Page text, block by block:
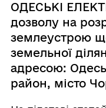
ОДЕСЬКІ
дозволу на
землеустрою
земельної
адресою:
район, місто